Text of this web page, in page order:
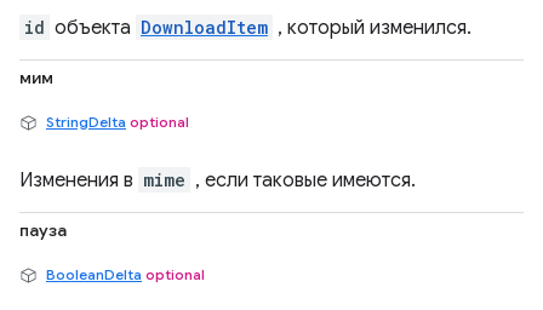
id объекта DownloadItem , который изменился.
мим
StringDelta optional
Изменения в mime , если таковые имеются.
пауза
BooleanDelta optional